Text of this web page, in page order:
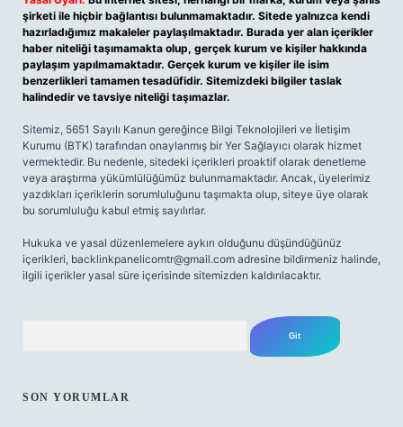
şirketi ile hiçbir bağlantısı bulunmamaktadır. Sitede yalnızca kendi
hazırladığımız makaleler paylaşılmaktadır. Burada yer alan içerikler
haber niteliği taşımamakta olup, gerçek kurum ve kişiler hakkında
paylaşım yapılmamaktadır. Gerçek kurum ve kişiler ile isim
benzerlikleri tamamen tesadüfidir. Sitemizdeki bilgiler taslak
halindedir ve tavsiye niteliği taşımazlar.
Sitemiz, 5651 Sayılı Kanun gereğince Bilgi Teknolojileri ve İletişim
Kurumu (BTK) tarafından onaylanmış bir Yer Sağlayıcı olarak hizmet
vermektedir. Bu nedenle, sitedeki içerikleri proaktif olarak denetleme
veya araştırma yükümlülüğümüz bulunmamaktadır. Ancak, üyelerimiz
yazdıkları içeriklerin sorumluluğunu taşımakta olup, siteye üye olarak
bu sorumluluğu kabul etmiş sayılırlar.
Hukuka ve yasal düzenlemelere aykırı olduğunu düşündüğünüz
içerikleri, backlinkpanelicomtr@gmail.com adresine bildirmeniz halinde,
ilgili içerikler yasal süre içerisinde sitemizden kaldırılacaktır.
SON YORUMLAR